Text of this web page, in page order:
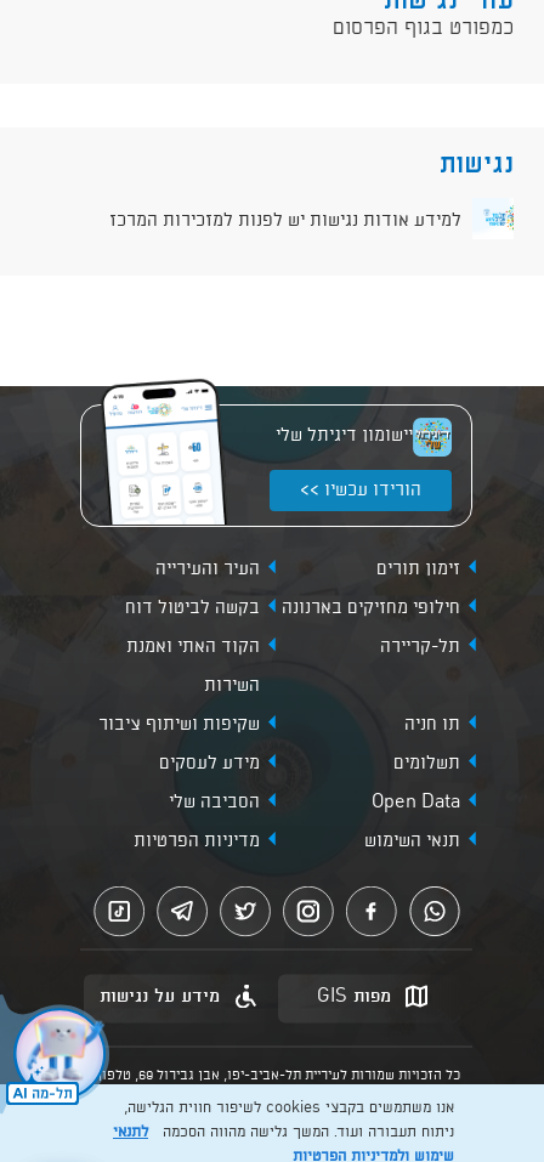
כמפורט בגוף הפרסום
נגישות
למידע אודות נגישות יש לפנות למזכירות המרכז
יישומון דיגיתל שלי
הורידו עכשיו >>
זימון תורים
העיר והעירייה
חילופי מחזיקים בארנונה
בקשה לביטול דוח
תל-קריירה
הקוד האתי ואמנת
השירות
תו חניה
שקיפות ושיתוף ציבור
תשלומים
מידע לעסקים
Open Data
הסביבה שלי
תנאי השימוש
מדיניות הפרטיות
מפות GIS מידע על נגישות
כל הזכויות שמורות לעיריית תל-אביב-יפו, אבן גבירול 69, טלפון:
הנוסח המחייב הוא זה הקבוע בהוראות הדין הרלוונטיות כפי שתהיינה
בתוקף מעת לעת
אנו משתמשים בקבצי cookies לשיפור חווית הגלישה,
ניתוח תעבורה ועוד. המשך גלישה מהווה הסכמהלתנאי
שימוש ולמדיניות הפרטיות